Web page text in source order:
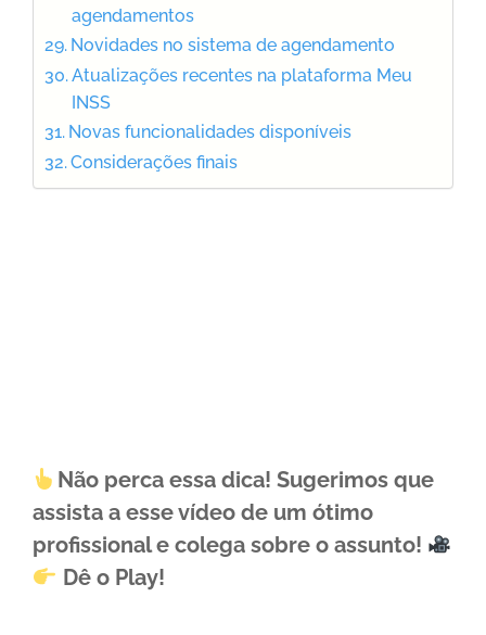
agendamentos
Novidades no sistema de agendamento
Atualizações recentes na plataforma Meu
INSS
Novas funcionalidades disponíveis
Considerações finais
Não perca essa dica! Sugerimos que
assista a esse vídeo de um ótimo
profissional e colega sobre o assunto!
Dê o Play!